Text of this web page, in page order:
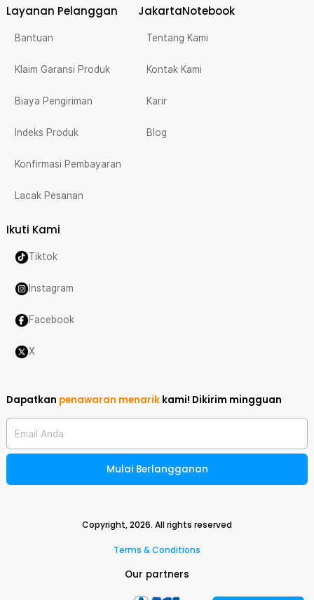
Layanan Pelanggan
Bantuan
Klaim Garansi Produk
Biaya Pengiriman
Indeks Produk
Konfirmasi Pembayaran
Lacak Pesanan
JakartaNotebook
Tentang Kami
Kontak Kami
Karir
Blog
Ikuti Kami
Tiktok
Instagram
Facebook
X
Dapatkan penawaran menarik kami! Dikirim mingguan
Email Anda
Mulai Berlangganan
Copyright,2026. All rights reserved
Terms & Conditions
Our partners